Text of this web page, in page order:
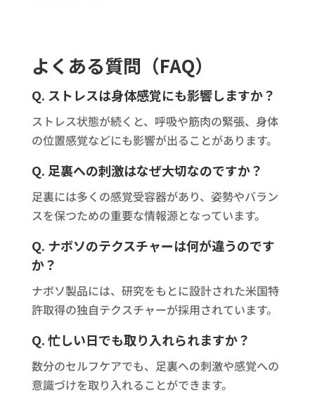
よくある質問（FAQ）
Q. ストレスは身体感覚にも影響しますか？
ストレス状態が続くと、呼吸や筋肉の緊張、身体
の位置感覚などにも影響が出ることがあります。
Q. 足裏への刺激はなぜ大切なのですか？
足裏には多くの感覚受容器があり、姿勢やバラン
スを保つための重要な情報源となっています。
Q. ナボソのテクスチャーは何が違うのです
か？
ナボソ製品には、研究をもとに設計された米国特
許取得の独自テクスチャーが採用されています。
Q. 忙しい日でも取り入れられますか？
数分のセルフケアでも、足裏への刺激や感覚への
意識づけを取り入れることができます。